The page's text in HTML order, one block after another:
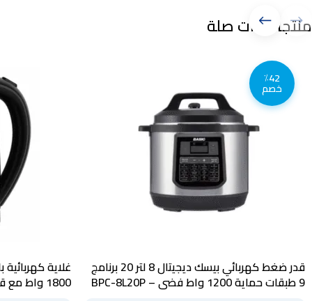
منتجات ذات صلة
٪42
خصم
قدر ضغط كهربائي بيسك ديجيتال 8 لتر 20 برنامج
9 طبقات حماية 1200 واط فضي – BPC-8L20P 1800 واط مع قاعدة دوارة 360 درجة – 40040